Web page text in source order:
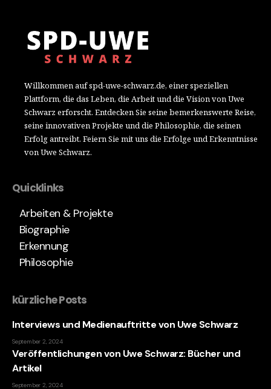
Willkommen auf spd-uwe-schwarz.de, einer speziellen
Plattform, die das Leben, die Arbeit und die Vision von Uwe
Schwarz erforscht. Entdecken Sie seine bemerkenswerte Reise,
seine innovativen Projekte und die Philosophie, die seinen
Erfolg antreibt. Feiern Sie mit uns die Erfolge und Erkenntnisse
von Uwe Schwarz.
Quicklinks
Arbeiten & Projekte
Biographie
Erkennung
Philosophie
kürzliche Posts
Interviews und Medienauftritte von Uwe Schwarz
September 2, 2024
Veröffentlichungen von Uwe Schwarz: Bücher und
Artikel
September 2, 2024